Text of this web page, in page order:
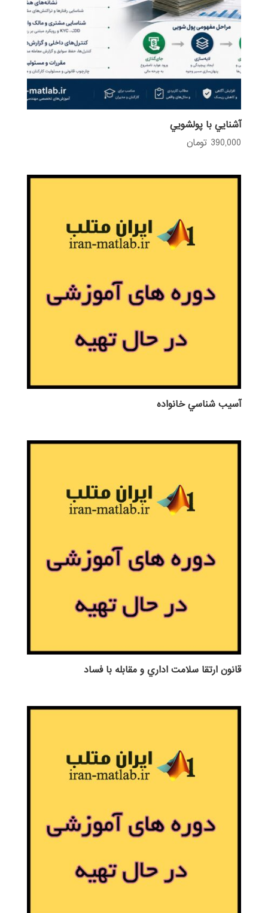
آشنايي با پولشويي
390,000 تومان
آسيب شناسي خانواده
قانون ارتقا سلامت اداري و مقابله با فساد